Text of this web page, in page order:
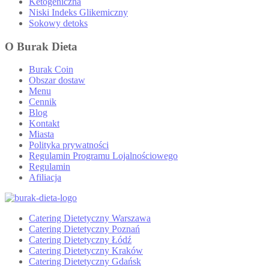
Niski Indeks Glikemiczny
Sokowy detoks
O Burak Dieta
Burak Coin
Obszar dostaw
Menu
Cennik
Blog
Kontakt
Miasta
Polityka prywatności
Regulamin Programu Lojalnościowego
Regulamin
Afiliacja
Catering Dietetyczny Warszawa
Catering Dietetyczny Poznań
Catering Dietetyczny Łódź
Catering Dietetyczny Kraków
Catering Dietetyczny Gdańsk